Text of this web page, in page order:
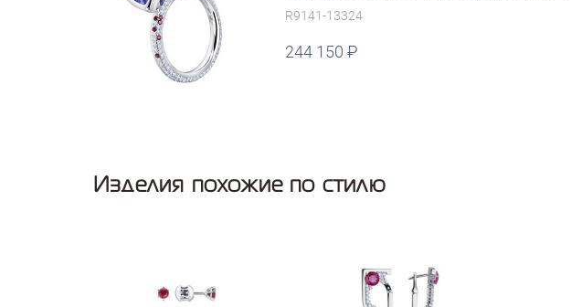
R9141-13324
244 150
Изделия похожие по стилю